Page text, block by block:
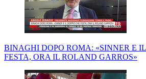
BINAGHI DOPO ROMA: «SINNER E
FESTA, ORA IL ROLAND GARROS»